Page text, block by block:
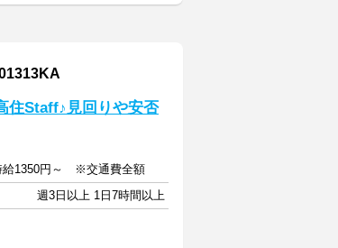
住Staff♪見回りや安否
給1350円～ ※交通費全額
週3日以上 1日7時間以上